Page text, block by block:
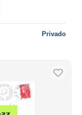
Privado